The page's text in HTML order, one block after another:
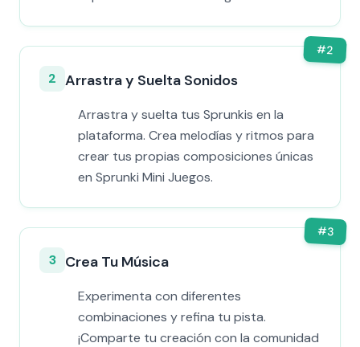
#2
2 Arrastra y Suelta Sonidos
Arrastra y suelta tus Sprunkis en la
plataforma. Crea melodías y ritmos para
crear tus propias composiciones únicas
en Sprunki Mini Juegos.
#3
3 Crea Tu Música
Experimenta con diferentes
combinaciones y refina tu pista.
¡Comparte tu creación con la comunidad